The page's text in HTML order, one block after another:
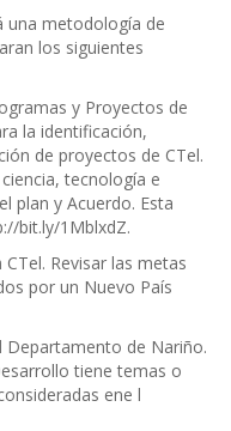
una metodología de
los siguientes
y Proyectos de
la identificación,
de proyectos de CTel.
tecnología e
plan y Acuerdo. Esta
bit.ly/1MblxdZ.
Revisar las metas
por un Nuevo País
Departamento de Nariño.
tiene temas o
ene l